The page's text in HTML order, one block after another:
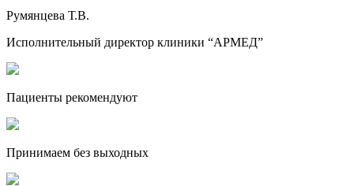
Румянцева Т.В.
Исполнительный директор клиники “АРМЕД”
Пациенты рекомендуют
Принимаем без выходных